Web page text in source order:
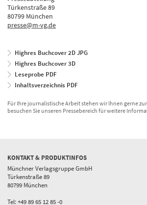
Türkenstraße 89
80799 München
presse@m-vg.de
Highres Buchcover 2D JPG
Highres Buchcover 3D
Leseprobe PDF
Inhaltsverzeichnis PDF
Für Ihre journalistische Arbeit stehen wir Ihnen gerne
besuchen Sie unseren Pressebereich für weitere
KONTAKT & PRODUKTINFOS
Münchner Verlagsgruppe GmbH
Türkenstraße 89
80799 München
Tel: +49 89 65 12 85 -0